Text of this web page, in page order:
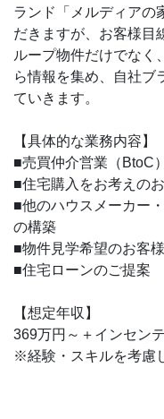
ランド「メルディアの
だきますが、お客様目
ループ物件だけでなく
ら情報を集め、自社ブ
ていきます。
【具体的な業務内容】
■売買仲介営業（BtoC）
■住宅購入をお考えの
■他のハウスメーカー
の構築
■物件見学希望のお客
■住宅ローンのご提案
【想定年収】
369万円～＋インセン
※経験・スキルを考慮